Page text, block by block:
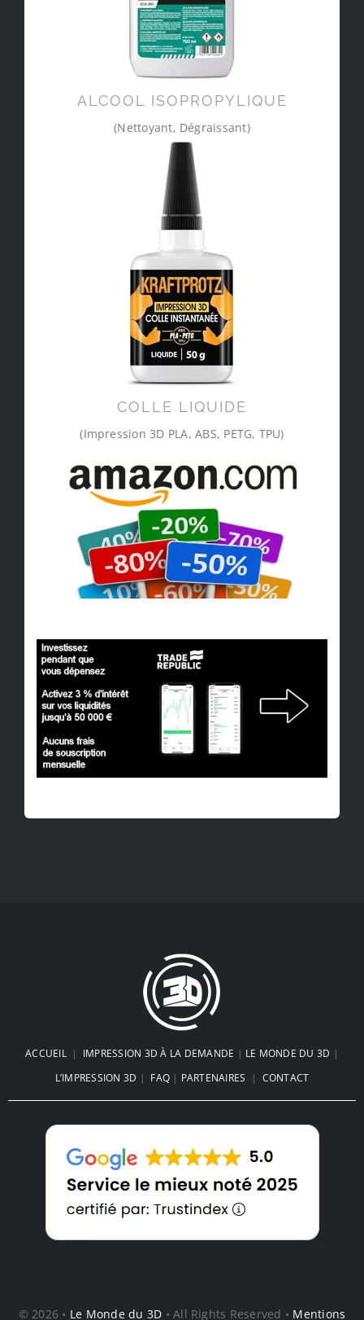
ALCOOL ISOPROPYLIQUE
(Nettoyant, Dégraissant)
COLLE LIQUIDE
(Impression 3D PLA, ABS, PETG, TPU)
ACCUEIL| IMPRESSION 3D À LA DEMANDE | LE MONDE DU 3D |
L’IMPRESSION 3D | FAQ | PARTENAIRES | CONTACT
© 2026 • Le Monde du 3D • All Rights Reserved • Mentions